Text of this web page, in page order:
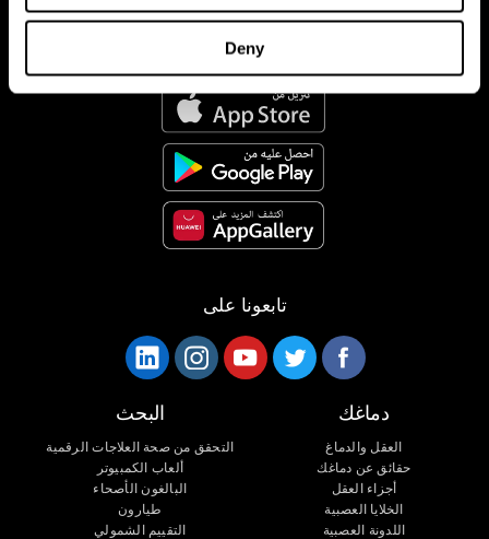
Denyتطبيق CogniFit
تابعونا على
دماغك
العقل والدماغ
حقائق عن دماغك
أجزاء العقل
الخلايا العصبية
اللدونة العصبية
البحث
التحقق من صحة العلاجات الرقمية
ألعاب الكمبيوتر
البالغون الأصحاء
طيارون
التقييم الشمولي